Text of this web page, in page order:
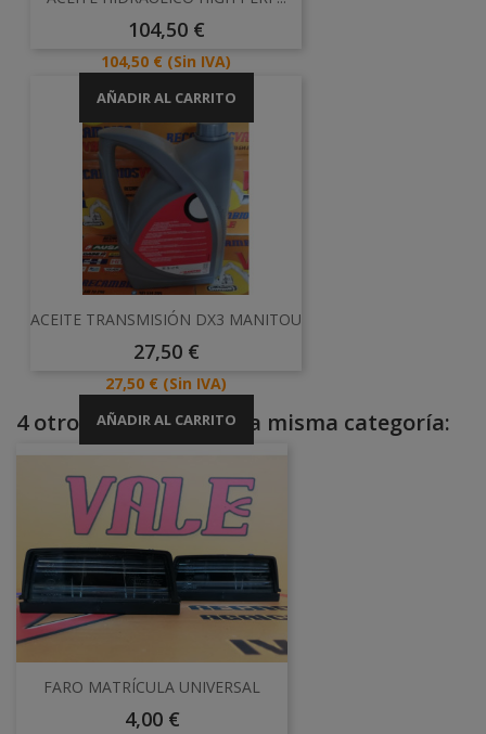
Precio
104,50 €
Precio
104,50 € (Sin IVA)
AÑADIR AL CARRITO
ACEITE TRANSMISIÓN DX3 MANITOU
Precio
27,50 €
Precio
27,50 € (Sin IVA)
AÑADIR AL CARRITO
4 otros productos en la misma categoría:
FARO MATRÍCULA UNIVERSAL
Precio
4,00 €